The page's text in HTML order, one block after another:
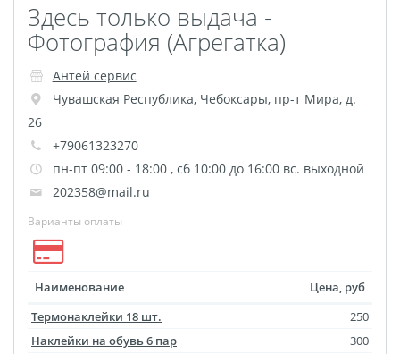
Здесь только выдача -
Фотография (Агрегатка)
Антей сервис
Чувашская Республика, Чебоксары, пр-т Мира, д.
26
+79061323270
пн-пт 09:00 - 18:00 , сб 10:00 до 16:00 вс. выходной
202358@mail.ru
Варианты оплаты
Наименование
Цена, руб
Термонаклейки 18 шт.
250
Наклейки на обувь 6 пар
300